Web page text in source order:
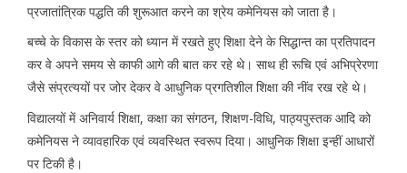
प्रजातांत्रिक पद्धति की शुरूआत करने का श्रेय कमेनियस को जाता है।
बच्चे के विकास के स्तर को ध्यान में रखते हुए शिक्षा देने के सिद्धान्त का प्रतिपादन
कर वे अपने समय से काफी आगे की बात कर रहे थे। साथ ही रूचि एवं अभिप्रेरणा
जैसे संप्रत्ययों पर जोर देकर वे आधुनिक प्रगतिशील शिक्षा की नींव रख रहे थे।
विद्यालयों में अनिवार्य शिक्षा, कक्षा का संगठन, शिक्षण-विधि, पाठ्यपुस्तक आदि को
कमेनियस ने व्यावहारिक एवं व्यवस्थित स्वरूप दिया। आधुनिक शिक्षा इन्हीं आधारों
पर टिकी है।